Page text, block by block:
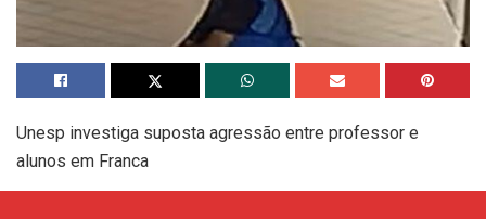
Unesp investiga suposta agressão entre professor e
alunos em Franca